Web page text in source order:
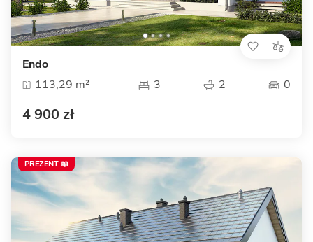
Endo
113,29 m²
3 2 0
4 900 zł
PREZENT 📖